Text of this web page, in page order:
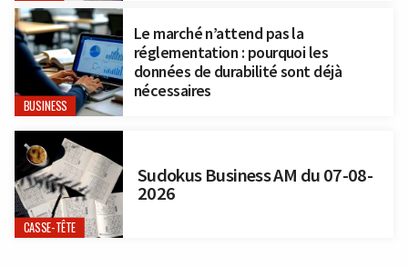
BUSINESS
Le marché n’attend pas la
réglementation : pourquoi les
données de durabilité sont déjà
nécessaires
CASSE-TÊTE
Sudokus Business AM du 07-08-
2026